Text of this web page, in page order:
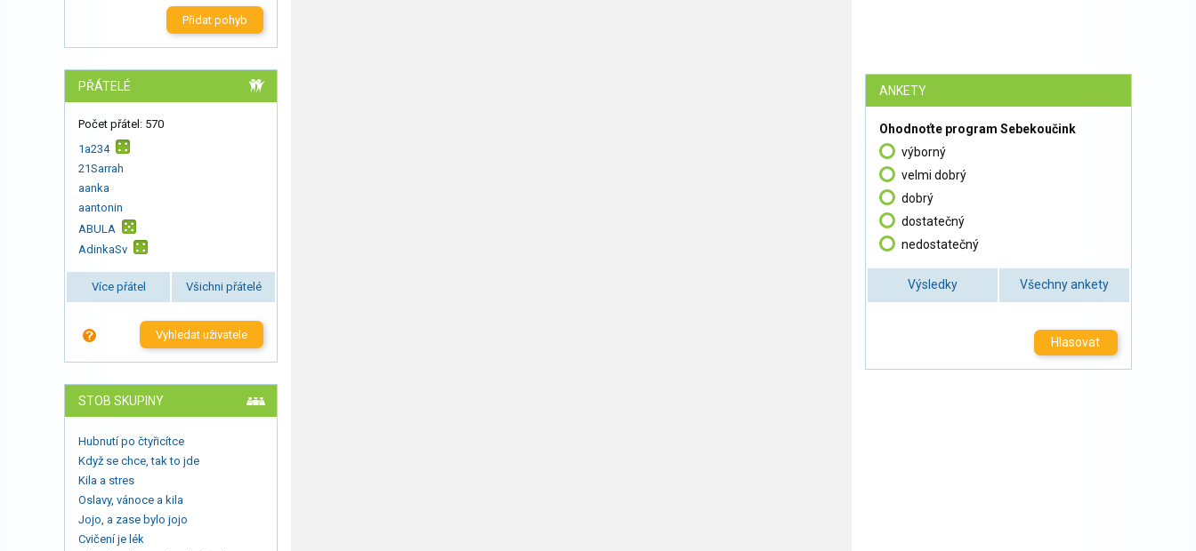
Přidat pohyb
PŘÁTELÉ
Počet přátel: 570
1a234
21Sarrah
aanka
aantonin
ABULA
AdinkaSv
Více přátel Všichni přátelé
Vyhledat uživatele
STOB SKUPINY
Hubnutí po čtyřicítce
Když se chce, tak to jde
Kila a stres
Oslavy, vánoce a kila
Jojo, a zase bylo jojo
Cvičení je lék
ANKETY
Ohodnoťte program Sebekoučink
výborný
velmi dobrý
dobrý
dostatečný
nedostatečný
Výsledky Všechny ankety
Hlasovat